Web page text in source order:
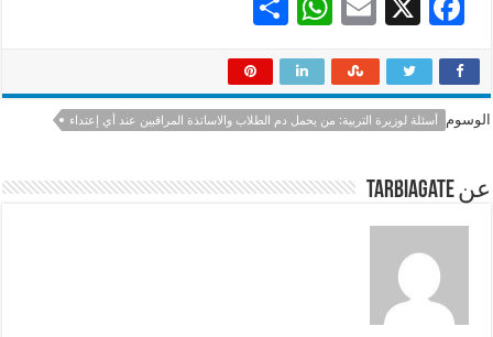
e
b
o
k
ai
l
at
sA
p
ar
e
الوسوم أسئلة لوزيرة التربية: من يحمل دم الطلاب والاساتذة المراقبين عند أي إعتداء
عن tarbiagate